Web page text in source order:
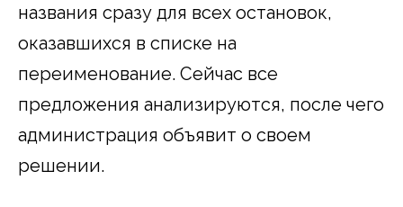
названия сразу для всех остановок,
оказавшихся в списке на
переименование. Сейчас все
предложения анализируются, после чего
администрация объявит о своем
решении.